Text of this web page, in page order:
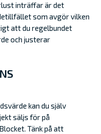
inträffar är det
som avgör vilken
att du regelbundet
och justerar
kan du själv
säljs för på
Tänk på att